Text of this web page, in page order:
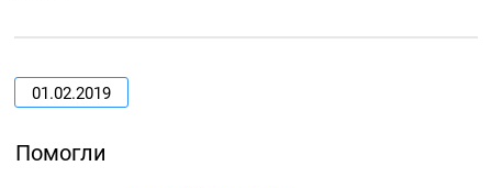
01.02.2019
Помогли